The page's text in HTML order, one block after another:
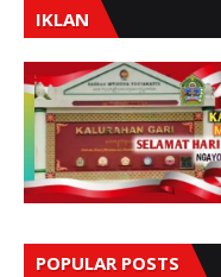
IKLAN
POPULAR POSTS